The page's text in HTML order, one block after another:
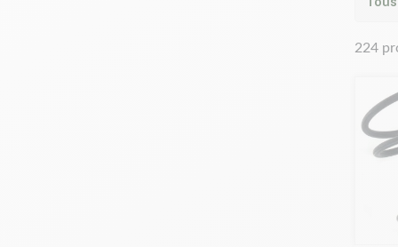
224